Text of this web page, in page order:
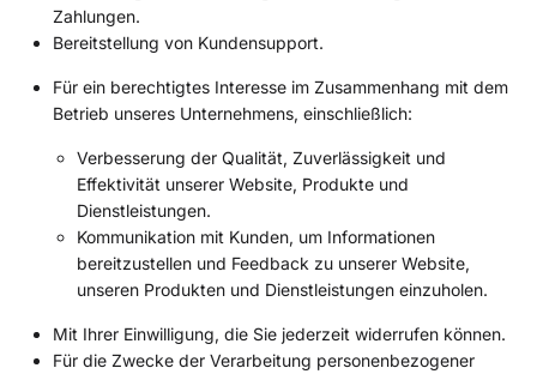
Zahlungen.
Bereitstellung von Kundensupport.
Für ein berechtigtes Interesse im Zusammenhang mit dem
Betrieb unseres Unternehmens, einschließlich:
Verbesserung der Qualität, Zuverlässigkeit und
Effektivität unserer Website, Produkte und
Dienstleistungen.
Kommunikation mit Kunden, um Informationen
bereitzustellen und Feedback zu unserer Website,
unseren Produkten und Dienstleistungen einzuholen.
Mit Ihrer Einwilligung, die Sie jederzeit widerrufen können.
Für die Zwecke der Verarbeitung personenbezogener